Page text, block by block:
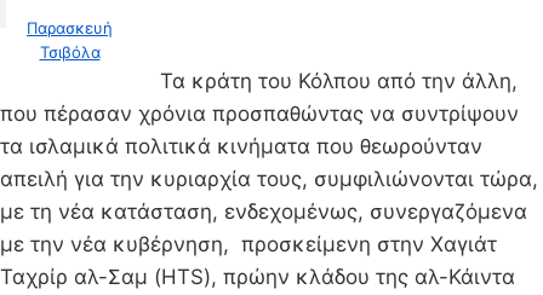
Παρασκευή
Τσιβόλα
Τα κράτη του Κόλπου από την άλλη,
που πέρασαν χρόνια προσπαθώντας να συντρίψουν
τα ισλαμικά πολιτικά κινήματα που θεωρούνταν
απειλή για την κυριαρχία τους, συμφιλιώνονται τώρα,
με τη νέα κατάσταση, ενδεχομένως, συνεργαζόμενα
με την νέα κυβέρνηση, προσκείμενη στην Χαγιάτ
Ταχρίρ αλ-Σαμ (HTS), πρώην κλάδου της αλ-Κάιντα